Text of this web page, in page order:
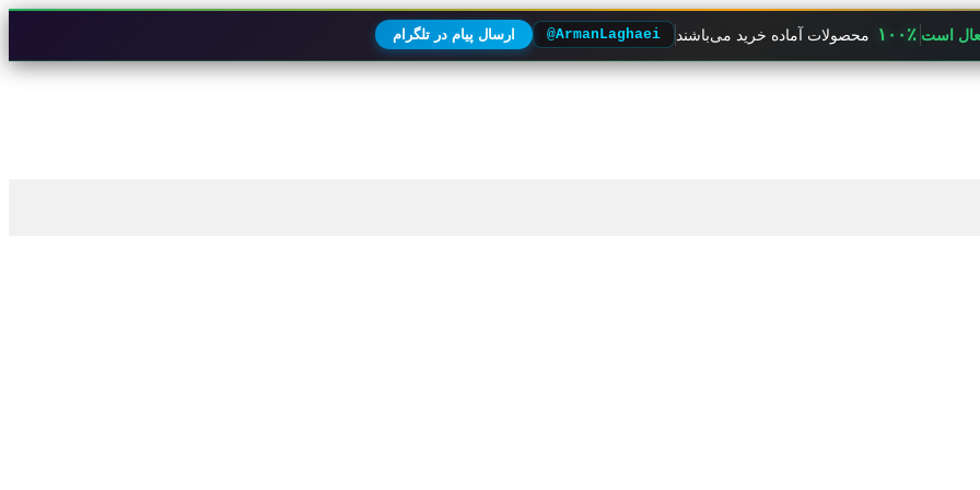
است ۱۰۰٪ محصولات آماده خرید می‌باشند @ArmanLaghaei ارسال پیام در تلگرام